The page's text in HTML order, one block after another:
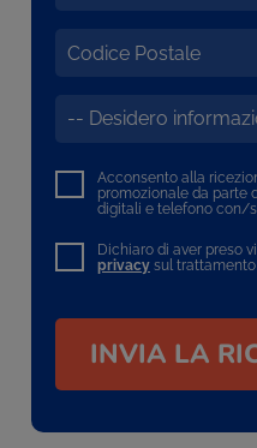
Acconsento alla
promozionale da parte
digitali e telefono con/
Dichiaro di aver preso
privacy sul
INVIA LA